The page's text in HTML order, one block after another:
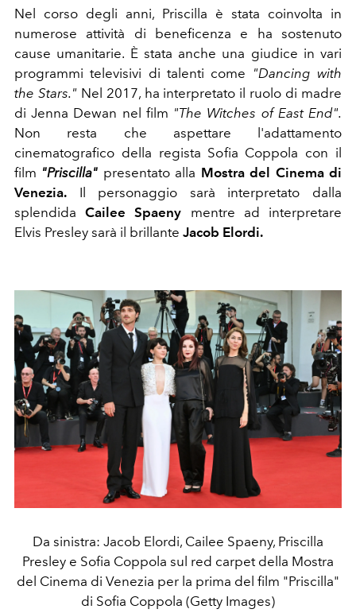
Nel corso degli anni, Priscilla è stata coinvolta in
numerose attività di beneficenza e ha sostenuto
cause umanitarie. È stata anche una giudice in vari
programmi televisivi di talenti come "Dancing with
the Stars." Nel 2017, ha interpretato il ruolo di madre
di Jenna Dewan nel film "The Witches of East End".
Non resta che aspettare l'adattamento
cinematografico della regista Sofia Coppola con il
film "Priscilla" presentato alla Mostra del Cinema di
Venezia. Il personaggio sarà interpretato dalla
splendida Cailee Spaeny mentre ad interpretare
Elvis Presley sarà il brillante Jacob Elordi.
Da sinistra: Jacob Elordi, Cailee Spaeny, Priscilla
Presley e Sofia Coppola sul red carpet della Mostra
del Cinema di Venezia per la prima del film "Priscilla"
di Sofia Coppola (Getty Images)